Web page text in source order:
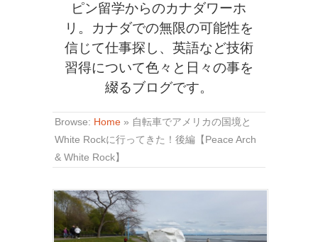
ピン留学からのカナダワーホ
リ。カナダでの無限の可能性を
信じて仕事探し、英語など技術
習得について色々と日々の事を
綴るブログです。
Browse: Home » 自転車でアメリカの国境と
White Rockに行ってきた！後編【Peace Arch
& White Rock】